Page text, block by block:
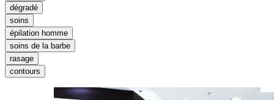
dégradé
soins
épilation homme
soins de la barbe
rasage
contours